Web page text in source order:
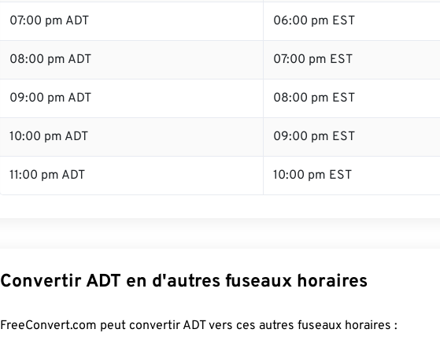
07:00 pm ADT 06:00 pm EST
08:00 pm ADT 07:00 pm EST
09:00 pm ADT 08:00 pm EST
10:00 pm ADT 09:00 pm EST
11:00 pm ADT 10:00 pm EST
Convertir ADT en d'autres fuseaux horaires
FreeConvert.com peut convertir ADT vers ces autres fuseaux horaires :